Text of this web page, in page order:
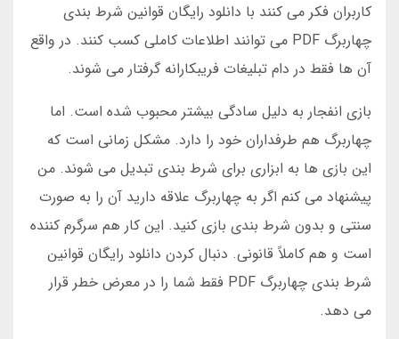
کاربران فکر می کنند با دانلود رایگان قوانین شرط بندی
چهاربرگ PDF می توانند اطلاعات کاملی کسب کنند. در واقع
آن ها فقط در دام تبلیغات فریبکارانه گرفتار می شوند.
بازی انفجار به دلیل سادگی بیشتر محبوب شده است. اما
چهاربرگ هم طرفداران خود را دارد. مشکل زمانی است که
این بازی ها به ابزاری برای شرط بندی تبدیل می شوند. من
پیشنهاد می کنم اگر به چهاربرگ علاقه دارید آن را به صورت
سنتی و بدون شرط بندی بازی کنید. این کار هم سرگرم کننده
است و هم کاملاً قانونی. دنبال کردن دانلود رایگان قوانین
شرط بندی چهاربرگ PDF فقط شما را در معرض خطر قرار
می دهد.